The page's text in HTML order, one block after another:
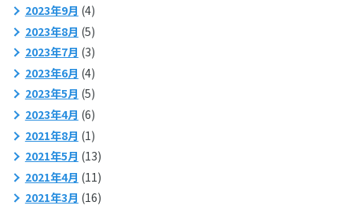
2023年9月 (4)
2023年8月 (5)
2023年7月 (3)
2023年6月 (4)
2023年5月 (5)
2023年4月 (6)
2021年8月 (1)
2021年5月 (13)
2021年4月 (11)
2021年3月 (16)